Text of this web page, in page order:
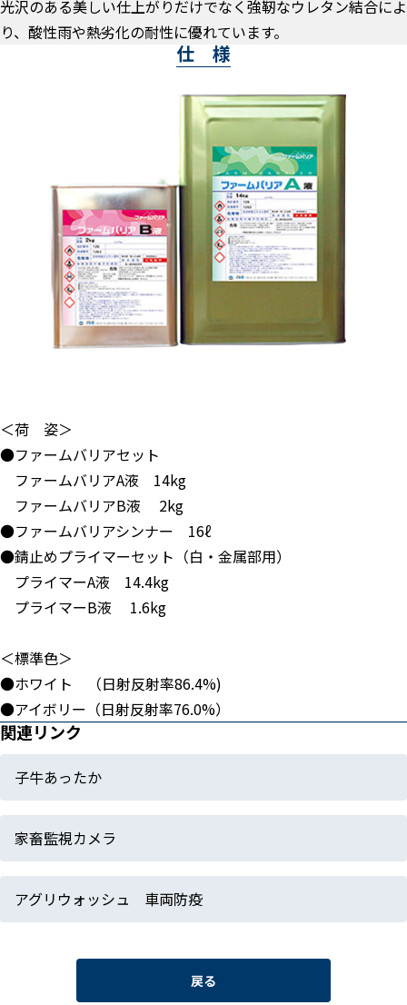
光沢のある美しい仕上がりだけでなく強靭なウレタン結合によ
り、酸性雨や熱劣化の耐性に優れています。
仕 様
＜荷 姿＞
●ファームバリアセット
ファームバリアA液 14kg
ファームバリアB液 2kg
●ファームバリアシンナー 16ℓ
●錆止めプライマーセット（白・金属部用）
プライマーA液 14.4kg
プライマーB液 1.6kg
＜標準色＞
●ホワイト （日射反射率86.4%)
●アイボリー（日射反射率76.0%）
関連リンク
子牛あったか
家畜監視カメラ
アグリウォッシュ 車両防疫
戻る